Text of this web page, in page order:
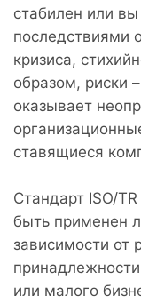
стабилен или вы
последствиями
кризиса,
образом, риски
оказывает
ставящиеся
Стандарт ISO/
быть применен
зависимости от
или малого